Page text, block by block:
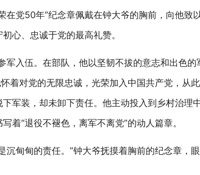
在党50年”纪念章佩戴在钟大爷的胸前， 向他致
心、忠诚于党的最高礼赞。
军入伍。在部队，他以坚韧不拔的意志和出色
着对党的无限忠诚，光荣加入中国共产党，从
军装，却未卸下责任。他主动投入到乡村治理
写着“退役不褪色，离军不离党”的动人篇章。
沉甸甸的责任。”钟大爷抚摸着胸前的纪念章，